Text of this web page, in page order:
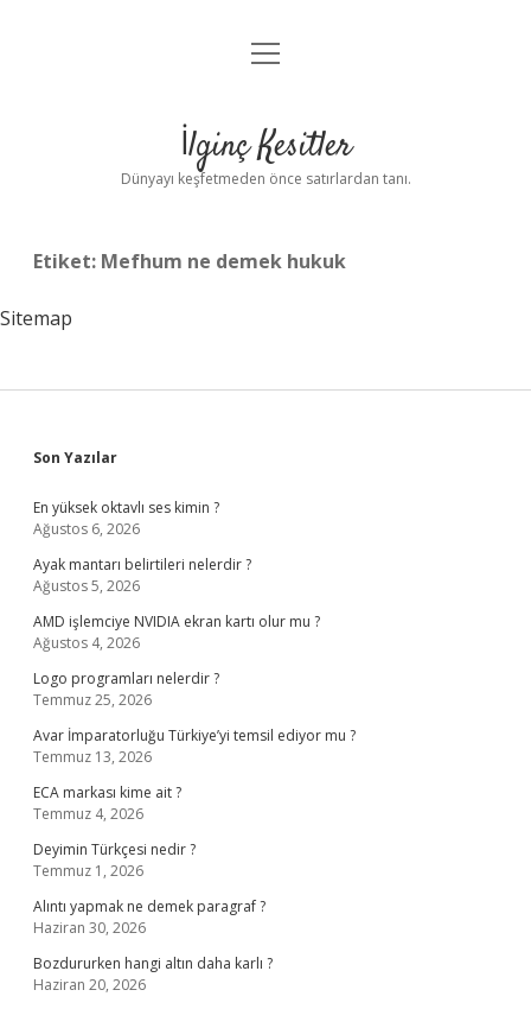
Anasayfa
Yasal Uyarı
menüyü
İlginç Kesitler
Dünyayı keşfetmeden önce satırlardan tanı.
Etiket: Mefhum ne demek hukuk
Sitemap
Sidebar
Son Yazılar
En yüksek oktavlı ses kimin ?
Ağustos 6, 2026
Ayak mantarı belirtileri nelerdir ?
Ağustos 5, 2026
AMD işlemciye NVIDIA ekran kartı olur mu ?
Ağustos 4, 2026
Logo programları nelerdir ?
Temmuz 25, 2026
Avar İmparatorluğu Türkiye’yi temsil ediyor mu ?
Temmuz 13, 2026
ECA markası kime ait ?
Temmuz 4, 2026
Deyimin Türkçesi nedir ?
Temmuz 1, 2026
Alıntı yapmak ne demek paragraf ?
Haziran 30, 2026
Bozdururken hangi altın daha karlı ?
Haziran 20, 2026